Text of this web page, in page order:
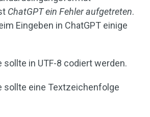
ChatGPT ein Fehler aufgetreten.
Eingeben in ChatGPT einige
sollte in UTF-8 codiert werden.
sollte eine Textzeichenfolge